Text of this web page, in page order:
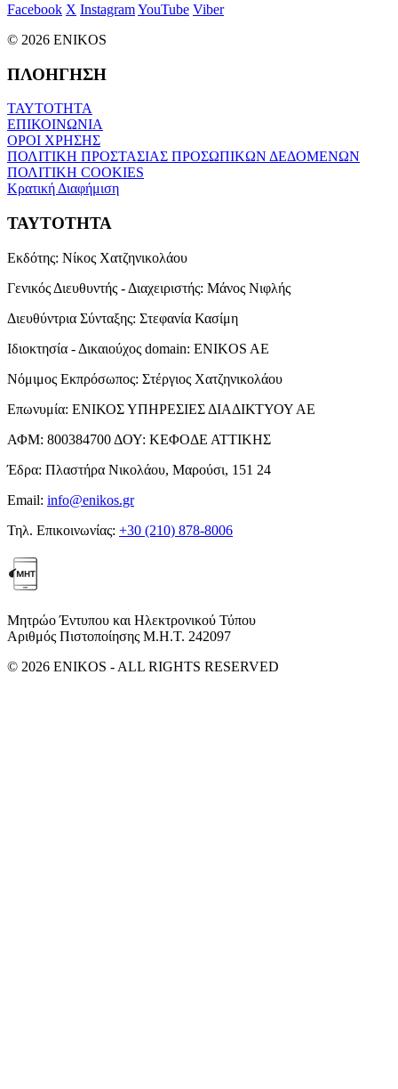
Facebook X InstagramYouTube Viber
© 2026 ENIKOS
ΠΛΟΗΓΗΣΗ
ΤΑΥΤΟΤΗΤΑ
ΕΠΙΚΟΙΝΩΝΙΑ
ΟΡΟΙ ΧΡΗΣΗΣ
ΠΟΛΙΤΙΚΗ ΠΡΟΣΤΑΣΙΑΣ ΠΡΟΣΩΠΙΚΩΝ ΔΕΔΟΜΕΝΩΝ
ΠΟΛΙΤΙΚΗ COOKIES
Κρατική Διαφήμιση
ΤΑΥΤΟΤΗΤΑ
Εκδότης: Νίκος Χατζηνικολάου
Γενικός Διευθυντής - Διαχειριστής: Μάνος Νιφλής
Διευθύντρια Σύνταξης: Στεφανία Κασίμη
Ιδιοκτησία - Δικαιούχος domain: ENIKOS AE
Νόμιμος Εκπρόσωπος: Στέργιος Χατζηνικολάου
Επωνυμία: ΕΝΙΚΟΣ ΥΠΗΡΕΣΙΕΣ ΔΙΑΔΙΚΤΥΟΥ ΑΕ
ΑΦΜ: 800384700 ΔΟΥ: ΚΕΦΟΔΕ ΑΤΤΙΚΗΣ
Έδρα: Πλαστήρα Νικολάου, Μαρούσι, 151 24
Email: info@enikos.gr
Τηλ. Επικοινωνίας: +30 (210) 878-8006
Μητρώο Έντυπου και Ηλεκτρονικού Τύπου
Αριθμός Πιστοποίησης Μ.Η.Τ. 242097
© 2026 ENIKOS - ALL RIGHTS RESERVED